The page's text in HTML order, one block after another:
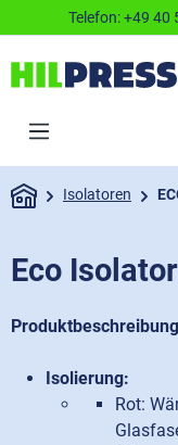
Telefon:+49 40
Isolatoren
Eco
Isolierung:
Rot: